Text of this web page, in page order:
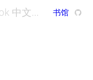
Rust Cookbook 中文版 - A Rust Cookbook 书馆